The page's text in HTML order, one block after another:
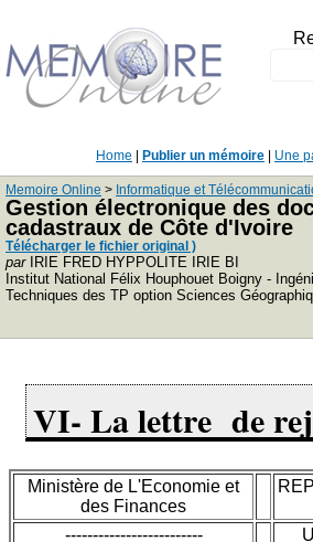
Home Publier un mémoire Une
Memoire Online > Informatique et
Gestion électronique des
cadastraux de Côte d'Ivoire
Télécharger le fichier original )
parIRIE FRED HYPPOLITE IRIE BI
Institut National Félix Houphouet Boigny -
Techniques des TP option Sciences
VI- La lettre de
Ministère de L'Economie et
des Finances
-------------------------